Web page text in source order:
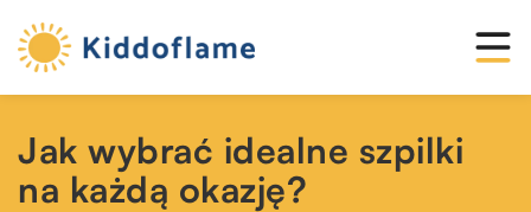
Jak wybrać idealne szpilki
na każdą okazję?